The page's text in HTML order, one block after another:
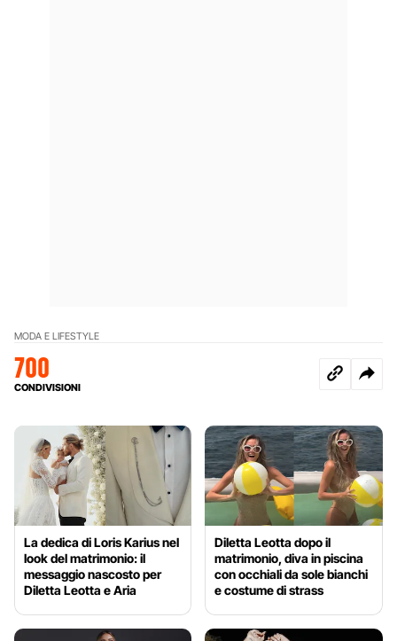
MODA E LIFESTYLE
700
CONDIVISIONI
La dedica di Loris Karius nel
look del matrimonio: il
messaggio nascosto per
Diletta Leotta e Aria
Diletta Leotta dopo il
matrimonio, diva in piscina
con occhiali da sole bianchi
e costume di strass